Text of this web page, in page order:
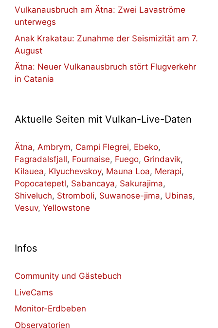
Vulkanausbruch am Ätna: Zwei Lavaströme
unterwegs
Anak Krakatau: Zunahme der Seismizität am 7.
August
Ätna: Neuer Vulkanausbruch stört Flugverkehr
in Catania
Aktuelle Seiten mit Vulkan-Live-Daten
Ätna, Ambrym, Campi Flegrei, Ebeko,
Fagradalsfjall, Fournaise, Fuego, Grindavik,
Kilauea, Klyuchevskoy, Mauna Loa, Merapi,
Popocatepetl, Sabancaya, Sakurajima,
Shiveluch, Stromboli, Suwanose-jima, Ubinas,
Vesuv, Yellowstone
Infos
Community und Gästebuch
LiveCams
Monitor-Erdbeben
Observatorien